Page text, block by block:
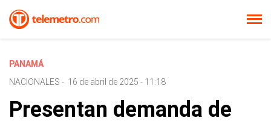
PANAMÁ
NACIONALES - 16 de abril de 2025 - 11:18
Presentan demanda de